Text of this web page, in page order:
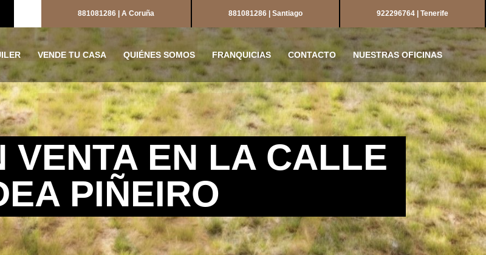
881081286 | A Coruña 881081286 | Santiago 922296764 | Tenerife
VENDE TU CASA QUIÉNES SOMOS FRANQUICIAS CONTACTO NUESTRAS OFICINAS
VENTA EN LA CALLE
PIÑEIRO